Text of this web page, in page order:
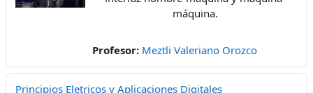
máquina.
Profesor: Meztli Valeriano Orozco
Principios Eletricos y Aplicaciones Digitales